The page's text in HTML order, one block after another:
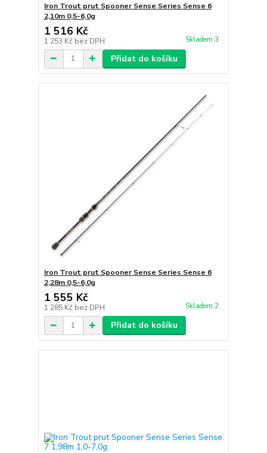
Iron Trout prut Spooner Sense Series Sense 6
2,10m 0,5-6,0g
1 516 Kč
1 253 Kč bez DPH Skladem 3
Přidat do košíku
Iron Trout prut Spooner Sense Series Sense 6
2,28m 0,5-6,0g
1 555 Kč
1 285 Kč bez DPH Skladem 2
Přidat do košíku